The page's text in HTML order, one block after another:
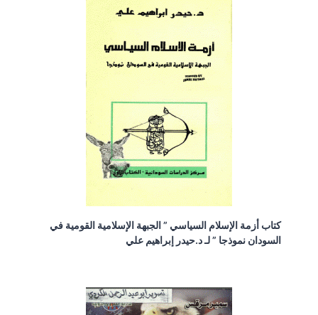
كتاب أزمة الإسلام السياسي ” الجبهة الإسلامية القومية في
السودان نموذجا ” لـ د.حيدر إبراهيم علي